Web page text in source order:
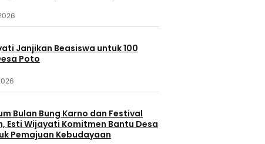
Janjikan Beasiswa untuk 100
Poto
Bulan Bung Karno dan Festival
Esti Wijayati Komitmen Bantu Desa
Pemajuan Kebudayaan